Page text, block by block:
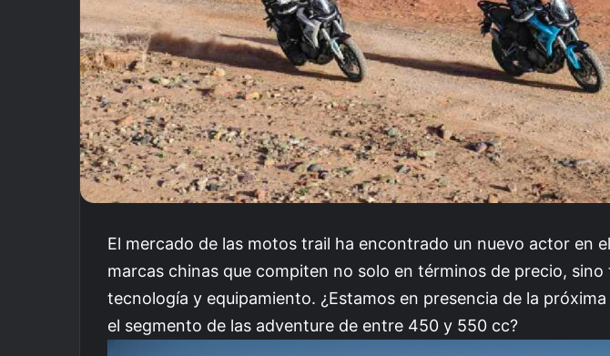
El mercado de las motos trail ha encontrado un nuevo actor en
marcas chinas que compiten no solo en términos de precio, sino
tecnología y equipamiento. ¿Estamos en presencia de la
el segmento de las adventure de entre 450 y 550 cc?